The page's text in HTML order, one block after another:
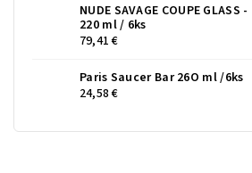
NUDE SAVAGE COUPE GLASS -
220 ml / 6ks
79,41 €
Paris Saucer Bar 26O ml /6ks
24,58 €